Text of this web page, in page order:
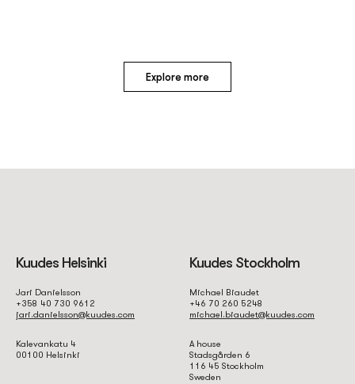
Explore more
Kuudes Helsinki
Jari Danielsson
+358 40 730 9612
jari.danielsson@kuudes.com
Kalevankatu 4
00100 Helsinki
Kuudes Stockholm
Michael Biaudet
+46 70 260 5248
michael.biaudet@kuudes.com
A house
Stadsgården 6
116 45 Stockholm
Sweden